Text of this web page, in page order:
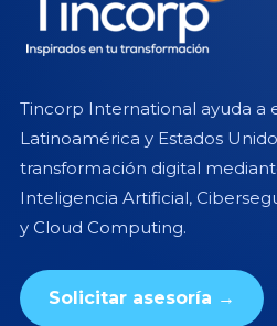
Tincorp International ayuda a
Latinoamérica y Estados
transformación digital
Inteligencia Artificial,
y Cloud Computing.
Solicitar asesoría →